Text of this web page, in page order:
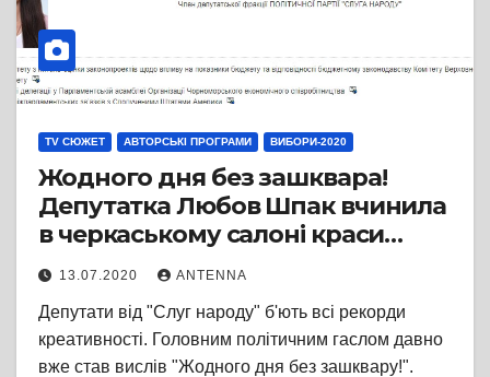
TV СЮЖЕТ АВТОРСЬКІ ПРОГРАМИ ВИБОРИ-2020
Жодного дня без зашквара!
Депутатка Любов Шпак вчинила
в черкаському салоні краси
скандал
13.07.2020 ANTENNA
Депутати від "Слуг народу" б'ють всі рекорди
креативності. Головним політичним гаслом давно
вже став вислів "Жодного дня без зашквару!".